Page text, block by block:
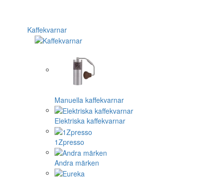
Kaffekvarnar
Manuella kaffekvarnar
Elektriska kaffekvarnar
1Zpresso
Andra märken